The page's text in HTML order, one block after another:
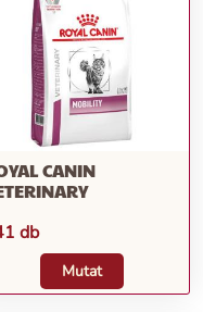
CANIN
db
Mutat